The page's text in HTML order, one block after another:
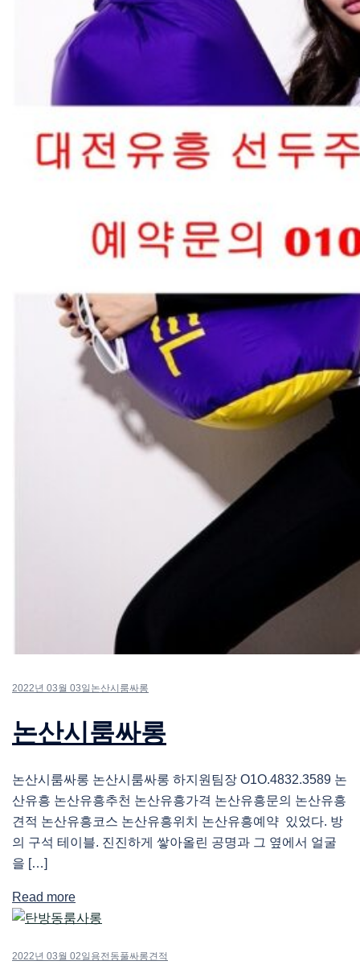
2022년 03월 03일 논산시룸싸롱
논산시룸싸롱
논산시룸싸롱 논산시룸싸롱 하지원팀장 O1O.4832.3589 논
산유흥 논산유흥추천 논산유흥가격 논산유흥문의 논산유흥
견적 논산유흥코스 논산유흥위치 논산유흥예약 있었다. 방
의 구석 테이블. 진진하게 쌓아올린 공명과 그 옆에서 얼굴
을 […]
Read more
2022년 03월 02일 용전동풀싸롱견적